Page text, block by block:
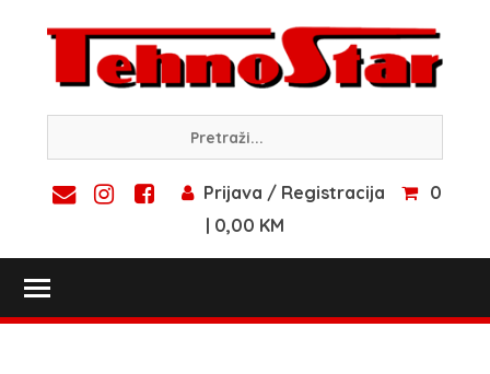
content
Prijava / Registracija
0
| 0,00 KM